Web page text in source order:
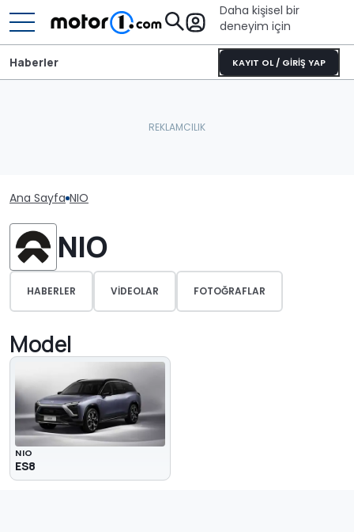
Daha kişisel bir
deneyim için
KAYIT OL / GİRİŞ YAP
Haberler
Ana Sayfa NIO
NIO
HABERLER VIDEOLAR FOTOĞRAFLAR
Model
NIO
ES8